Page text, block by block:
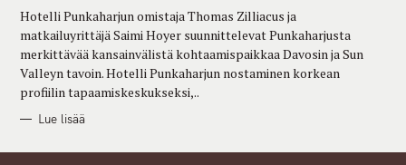
I
E
S
Hotelli Punkaharjun omistaja Thomas Zilliacus ja
matkailuyrittäjä Saimi Hoyer suunnittelevat Punkaharjusta
merkittävää kansainvälistä kohtaamispaikkaa Davosin ja Sun
Valleyn tavoin. Hotelli Punkaharjun nostaminen korkean
profiilin tapaamiskeskukseksi,..
Lue lisää